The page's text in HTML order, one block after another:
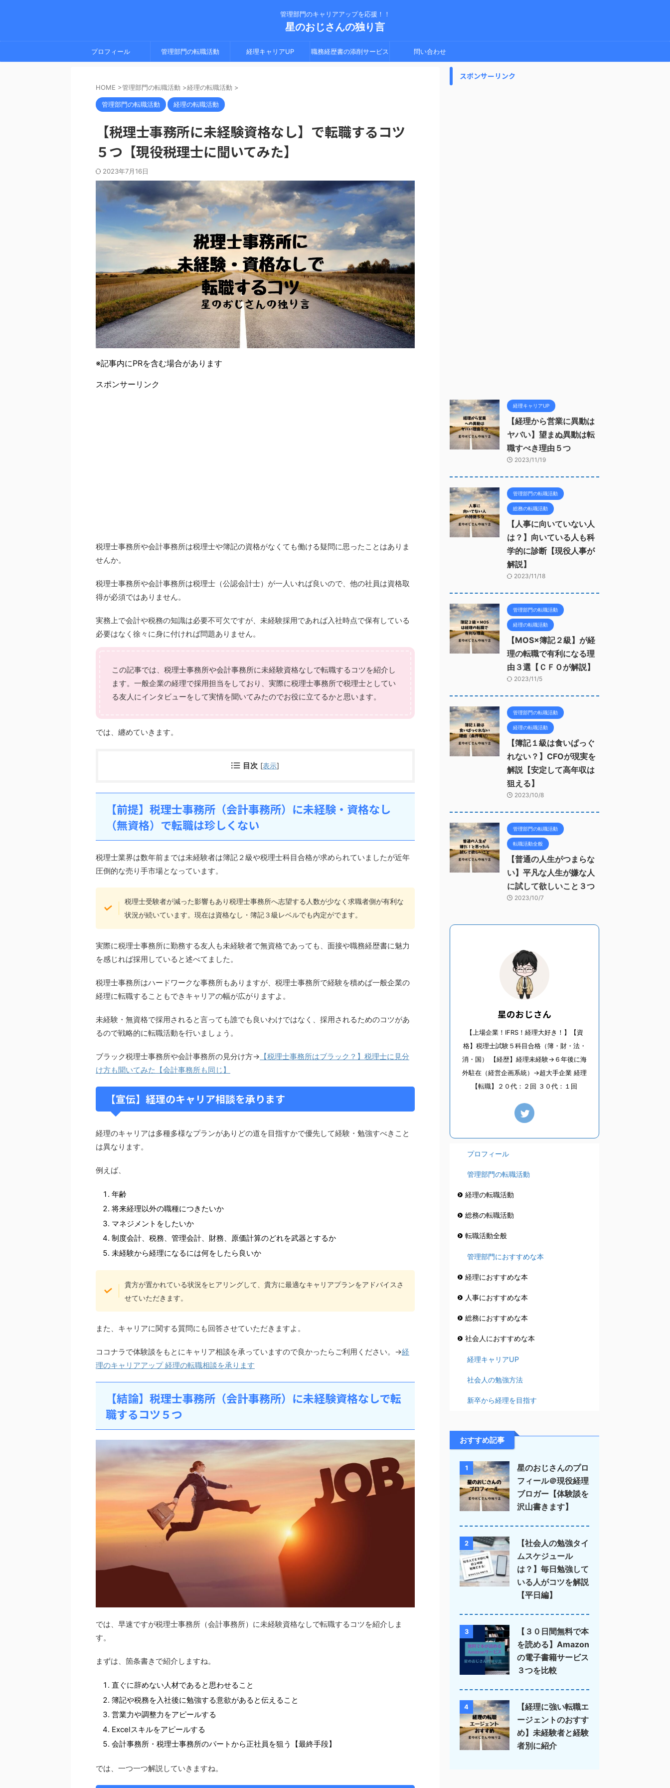
管理部門のキャリアアップを応援！！
星のおじさんの独り言
プロフィール 管理部門の転職活動 経理キャリアUP 職務経歴書の添削サービス 問い合わせ
HOME >管理部門の転職活動 >経理の転職活動 >
管理部門の転職活動 経理の転職活動
【税理士事務所に未経験資格なし】で転職するコツ
５つ【現役税理士に聞いてみた】
2023年7月16日
※記事内にPRを含む場合があります
スポンサーリンク
税理士事務所や会計事務所は税理士や簿記の資格がなくても働ける疑問に思ったことはありま
せんか。
税理士事務所や会計事務所は税理士（公認会計士）が一人いれば良いので、他の社員は資格取
得が必須ではありません。
実務上で会計や税務の知識は必要不可欠ですが、未経験採用であれば入社時点で保有している
必要はなく徐々に身に付ければ問題ありません。
この記事では、税理士事務所や会計事務所に未経験資格なしで転職するコツを紹介し
ます。一般企業の経理で採用担当をしており、実際に税理士事務所で税理士としてい
る友人にインタビューをして実情を聞いてみたのでお役に立てるかと思います。
では、纏めていきます。
目次 [表示]
【前提】税理士事務所（会計事務所）に未経験・資格なし
（無資格）で転職は珍しくない
税理士業界は数年前までは未経験者は簿記２級や税理士科目合格が求められていましたが近年
圧倒的な売り手市場となっています。
税理士受験者が減った影響もあり税理士事務所へ志望する人数が少なく求職者側が有利な
状況が続いています。現在は資格なし・簿記３級レベルでも内定がでます。
実際に税理士事務所に勤務する友人も未経験者で無資格であっても、面接や職務経歴書に魅力
を感じれば採用していると述べてました。
税理士事務所はハードワークな事務所もありますが、税理士事務所で経験を積めば一般企業の
経理に転職することもできキャリアの幅が広がりますよ。
未経験・無資格で採用されると言っても誰でも良いわけではなく、採用されるためのコツがあ
るので戦略的に転職活動を行いましょう。
ブラック税理士事務所や会計事務所の見分け方→ 【税理士事務所はブラック？】税理士に見分
け方も聞いてみた【会計事務所も同じ】
【宣伝】経理のキャリア相談を承ります
経理のキャリアは多種多様なプランがありどの道を目指すかで優先して経験・勉強すべきこと
は異なります。
例えば、
年齢
将来経理以外の職種につきたいか
マネジメントをしたいか
制度会計、税務、管理会計、財務、原価計算のどれを武器とするか
未経験から経理になるには何をしたら良いか
貴方が置かれている状況をヒアリングして、貴方に最適なキャリアプランをアドバイスさ
せていただきます。
また、キャリアに関する質問にも回答させていただきますよ。
ココナラで体験談をもとにキャリア相談を承っていますので良かったらご利用ください。→経
理のキャリアアップ 経理の転職相談を承ります
【結論】税理士事務所（会計事務所）に未経験資格なしで転
職するコツ５つ
では、早速ですが税理士事務所（会計事務所）に未経験資格なしで転職するコツを紹介しま
す。
まずは、箇条書きで紹介しますね。
直ぐに辞めない人材であると思わせること
簿記や税務を入社後に勉強する意欲があると伝えること
営業力や調整力をアピールする
Excelスキルをアピールする
会計事務所・税理士事務所のパートから正社員を狙う【最終手段】
では、一つ一つ解説していきますね。
スポンサーリンク
経理キャリアUP
【経理から営業に異動は
ヤバい】望まぬ異動は転
職すべき理由５つ
2023/11/19
管理部門の転職活動
総務の転職活動
【人事に向いていない人
は？】向いている人も科
学的に診断【現役人事が
解説】
2023/11/18
管理部門の転職活動
経理の転職活動
【MOS×簿記２級】が経
理の転職で有利になる理
由３選【ＣＦＯが解説】
2023/11/5
管理部門の転職活動
経理の転職活動
【簿記１級は食いぱっぐ
れない？】CFOが現実を
解説【安定して高年収は
狙える】
2023/10/8
管理部門の転職活動
転職活動全般
【普通の人生がつまらな
い】平凡な人生が嫌な人
に試して欲しいこと３つ
2023/10/7
星のおじさん
【上場企業！IFRS！経理大好き！】【資
格】税理士試験５科目合格（簿・財・法・
消・国） 【経歴】経理未経験→６年後に海
外駐在（経営企画系統）→超大手企業 経理
【転職】２０代：２回 ３０代：１回
プロフィール
管理部門の転職活動
経理の転職活動
総務の転職活動
転職活動全般
管理部門におすすめな本
経理におすすめな本
人事におすすめな本
総務におすすめな本
社会人におすすめな本
経理キャリアUP
社会人の勉強方法
新卒から経理を目指す
おすすめ記事
1
星のおじさんのプロ
フィール＠現役経理
ブロガー【体験談を
沢山書きます】
2
【社会人の勉強タイ
ムスケジュール
は？】毎日勉強して
いる人がコツを解説
【平日編】
3
【３０日間無料で本
を読める】Amazon
の電子書籍サービス
３つを比較
4
【経理に強い転職エ
ージェントのおすす
め】未経験者と経験
者別に紹介